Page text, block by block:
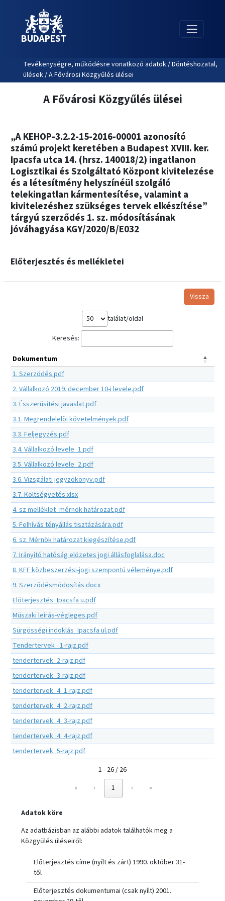
BUDAPEST
Tevékenységre, működésre vonatkozó adatok / Döntéshozatal,
ülések / A Fővárosi Közgyűlés ülései
A Fővárosi Közgyűlés ülései
„A KEHOP-3.2.2-15-2016-00001 azonosító
számú projekt keretében a Budapest XVIII. ker.
Ipacsfa utca 14. (hrsz. 140018/2) ingatlanon
Logisztikai és Szolgáltató Központ kivitelezése
és a létesítmény helyszínéül szolgáló
telekingatlan kármentesítése, valamint a
kivitelezéshez szükséges tervek elkészítése”
tárgyú szerződés 1. sz. módosításának
jóváhagyása KGY/2020/B/E032
Előterjesztés és mellékletei
Vissza
találat/oldal
Keresés:
Dokumentum
1. Szerzödés.pdf
2. Vállalkozó 2019. december 10-i levele.pdf
3. Ésszerüsítési javaslat.pdf
3.1. Megrendelelöi követelmények.pdf
3.3. Feljegyzés.pdf
3.4. Vállalkozó levele_1.pdf
3.5. Vállalkozó levele_2.pdf
3.6. Vizsgálati jegyzökönyv.pdf
3.7. Költségvetés.xlsx
4. sz melléklet_mérnök határozat.pdf
5. Felhívás tényállás tisztázására.pdf
6. sz. Mérnök határozat kiegészítése.pdf
7. Irányító hatóság elözetes jogi állásfoglalása.doc
8. KFF közbeszerzési-jogi szempontú véleménye.pdf
9. Szerzödésmódosítás.docx
Elöterjesztés_Ipacsfa u.pdf
Müszaki leírás-végleges.pdf
Sürgösségi indoklás_Ipacsfa ul.pdf
Tendertervek_ 1-rajz.pdf
tendertervek_2-rajz.pdf
tendertervek_3-rajz.pdf
tendertervek_4_1-rajz.pdf
tendertervek_4_2-rajz.pdf
tendertervek_4_3-rajz.pdf
tendertervek_4_4-rajz.pdf
tendertervek_5-rajz.pdf
1 - 26 / 26
«
‹ 1 › »
Adatok köre
Az adatbázisban az alábbi adatok találhatók meg a
Közgyűlés üléseiről:
Előterjesztés címe (nyílt és zárt) 1990. október 31-
től
Előterjesztés dokumentumai (csak nyílt) 2001.